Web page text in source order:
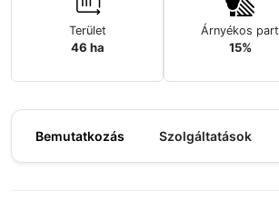
Terület
46 ha
Árnyékos part
15%
Bemutatkozás Szolgáltatások